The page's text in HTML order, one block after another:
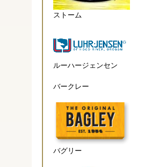
ストーム
ルーハージェンセン
バークレー
バグリー